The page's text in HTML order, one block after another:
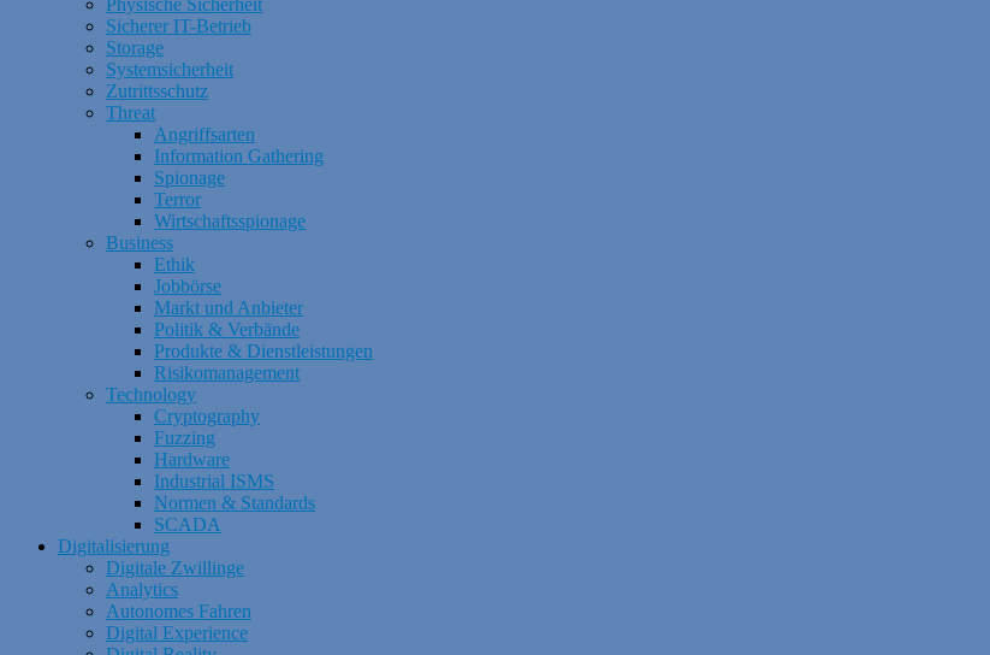
Sicherer IT-Betrieb
Storage
Systemsicherheit
Zutrittsschutz
Threat
Angriffsarten
Information Gathering
Spionage
Terror
Wirtschaftsspionage
Business
Ethik
Jobbörse
Markt und Anbieter
Politik & Verbände
Produkte & Dienstleistungen
Risikomanagement
Technology
Cryptography
Fuzzing
Hardware
Industrial ISMS
Normen & Standards
SCADA
Digitalisierung
Digitale Zwillinge
Analytics
Autonomes Fahren
Digital Experience